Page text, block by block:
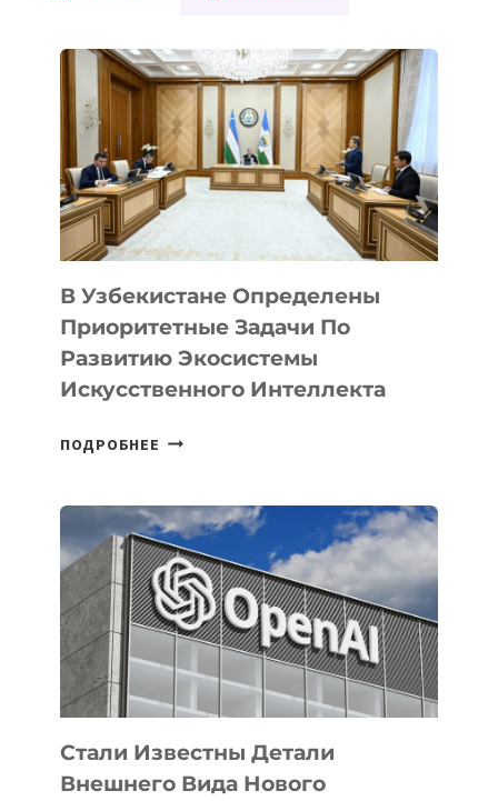
В Узбекистане Определены
Приоритетные Задачи По
Развитию Экосистемы
Искусственного Интеллекта
ПОДРОБНЕЕ В
ПРИОРИТЕТНЫЕ
ЗАДАЧИ
ПО
РАЗВИТИЮ
ЭКОСИСТЕМЫ
ИСКУССТВЕННОГО
ИНТЕЛЛЕКТА
Стали Известны Детали
Внешнего Вида Нового